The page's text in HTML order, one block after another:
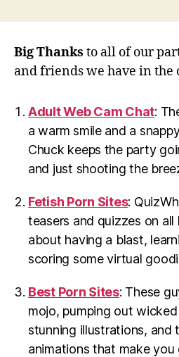
Big Thanks to all of our
and friends we have in
Adult Web Cam Chat:
a warm smile and a
Chuck keeps the party
and just shooting the
Fetish Porn Sites:
teasers and quizzes on
about having a blast,
scoring some virtual
Best Porn Sites: These
mojo, pumping out
stunning illustrations, and
animations that make you